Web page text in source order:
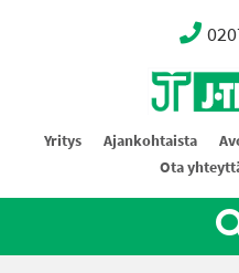
Oy J-
Yritys Ajankohtaista
Ota